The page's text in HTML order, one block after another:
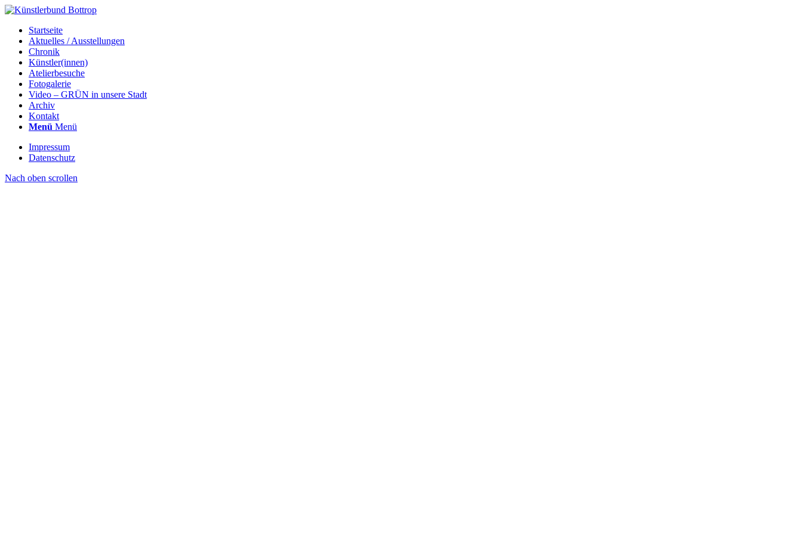
Startseite
Aktuelles / Ausstellungen
Chronik
Künstler(innen)
Atelierbesuche
Fotogalerie
Video – GRÜN in unsere Stadt
Archiv
Kontakt
Menü Menü
Impressum
Datenschutz
Nach oben scrollen